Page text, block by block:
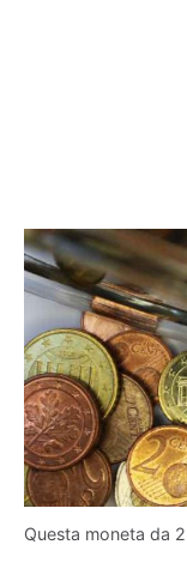
Questa moneta da